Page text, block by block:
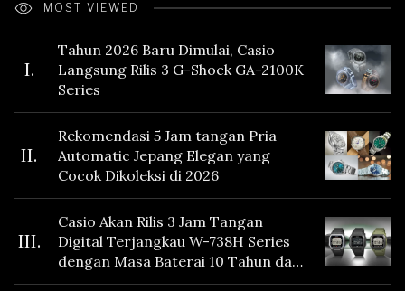
MOST VIEWED
I.
Tahun 2026 Baru Dimulai, Casio
Langsung Rilis 3 G-Shock GA-2100K
Series
II.
Rekomendasi 5 Jam tangan Pria
Automatic Jepang Elegan yang
Cocok Dikoleksi di 2026
III.
Casio Akan Rilis 3 Jam Tangan
Digital Terjangkau W-738H Series
dengan Masa Baterai 10 Tahun dan
Fitur Vibration